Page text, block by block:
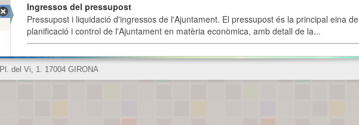
Ingressos del pressupost
Pressupost i liquidació d'ingressos de l'Ajuntament. El pressupost és la principal eina de
planificació i control de l'Ajuntament en matèria econòmica, amb detall de la...
Pl. del Vi, 1. 17004 GIRONA